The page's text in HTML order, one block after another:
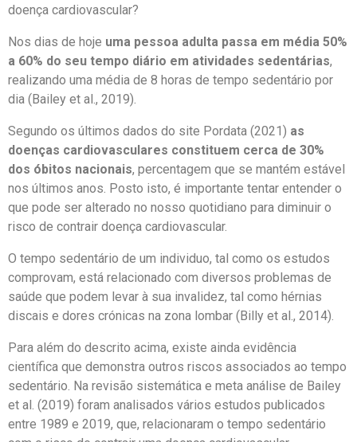
doença cardiovascular?
Nos dias de hoje uma pessoa adulta passa em média 50%
a 60% do seu tempo diário em atividades sedentárias,
realizando uma média de 8 horas de tempo sedentário por
dia (Bailey et al., 2019).
Segundo os últimos dados do site Pordata (2021) as
doenças cardiovasculares constituem cerca de 30%
dos óbitos nacionais, percentagem que se mantém estável
nos últimos anos. Posto isto, é importante tentar entender o
que pode ser alterado no nosso quotidiano para diminuir o
risco de contrair doença cardiovascular.
O tempo sedentário de um individuo, tal como os estudos
comprovam, está relacionado com diversos problemas de
saúde que podem levar à sua invalidez, tal como hérnias
discais e dores crónicas na zona lombar (Billy et al., 2014).
Para além do descrito acima, existe ainda evidência
científica que demonstra outros riscos associados ao tempo
sedentário. Na revisão sistemática e meta análise de Bailey
et al. (2019) foram analisados vários estudos publicados
entre 1989 e 2019, que, relacionaram o tempo sedentário